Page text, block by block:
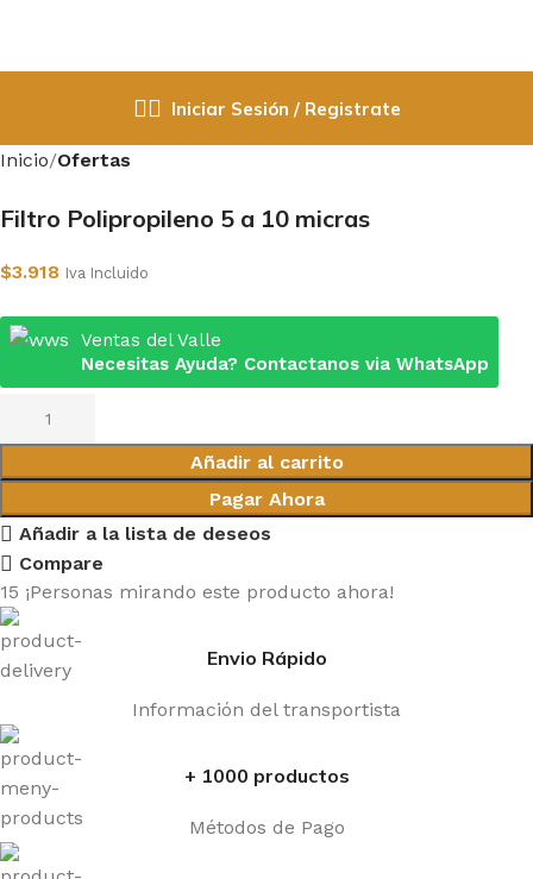
Iniciar Sesión / Registrate
Inicio Ofertas
Filtro Polipropileno 5 a 10 micras
$3.918 Iva Incluido
Ventas del Valle
Necesitas Ayuda? Contactanos via WhatsApp
Añadir al carrito
Pagar Ahora
Añadir a la lista de deseos
Compare
15 ¡Personas mirando este producto ahora!
Envio Rápido
Información del transportista
+ 1000 productos
Métodos de Pago